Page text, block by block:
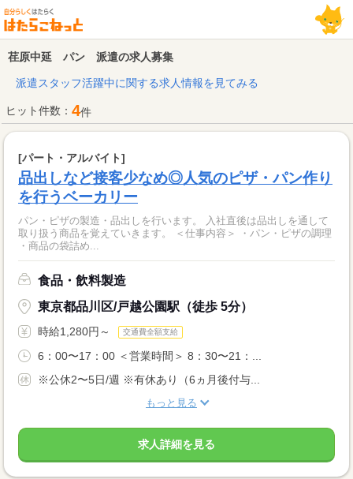
荏原中延 パン 派遣の求人募集
派遣スタッフ活躍中に関する求人情報を見てみる
ヒット件数： 4件
[パート・アルバイト]
品出しなど接客少なめ◎人気のピザ・パン作り
を行うベーカリー
パン・ピザの製造・品出しを行います。 入社直後は品出しを通して
取り扱う商品を覚えていきます。 ＜仕事内容＞ ・パン・ピザの調理
・商品の袋詰め...
食品・飲料製造
東京都品川区/戸越公園駅（徒歩 5分）
時給1,280円～ 交通費全額支給
6：00〜17：00 ＜営業時間＞ 8：30〜21：...
※公休2〜5日/週 ※有休あり（6ヵ月後付与...
もっと見る
求人詳細を見る